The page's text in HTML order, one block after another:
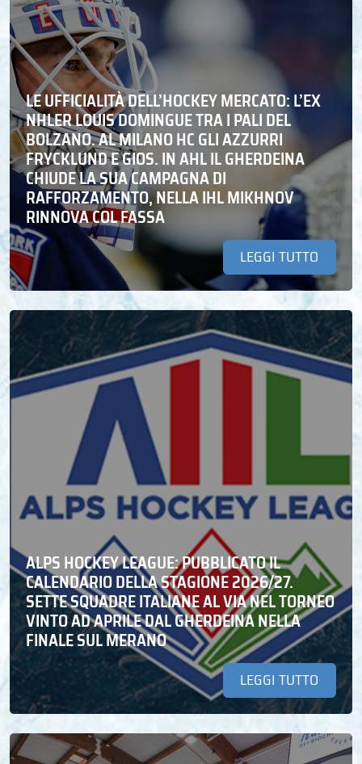
LE UFFICIALITÀ DELL’HOCKEY MERCATO: L’EX
NHLER LOUIS DOMINGUE TRA I PALI DEL
BOLZANO. AL MILANO HC GLI AZZURRI
FRYCKLUND E GIOS. IN AHL IL GHERDEINA
CHIUDE LA SUA CAMPAGNA DI
RAFFORZAMENTO, NELLA IHL MIKHNOV
RINNOVA COL FASSA
LEGGI TUTTO
ALPS HOCKEY LEAGUE: PUBBLICATO IL
CALENDARIO DELLA STAGIONE 2026/27.
SETTE SQUADRE ITALIANE AL VIA NEL TORNEO
VINTO AD APRILE DAL GHERDEINA NELLA
FINALE SUL MERANO
LEGGI TUTTO